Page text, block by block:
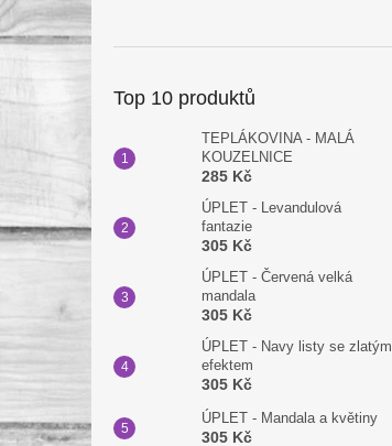
Top 10 produktů
TEPLÁKOVINA - MALÁ
KOUZELNICE
285 Kč
ÚPLET - Levandulová
fantazie
305 Kč
ÚPLET - Červená velká
mandala
305 Kč
ÚPLET - Navy listy se zlatým
efektem
305 Kč
ÚPLET - Mandala a květiny
305 Kč